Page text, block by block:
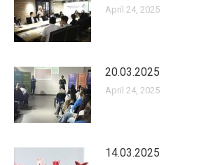
April 24, 2025
20.03.2025
April 24, 2025
14.03.2025